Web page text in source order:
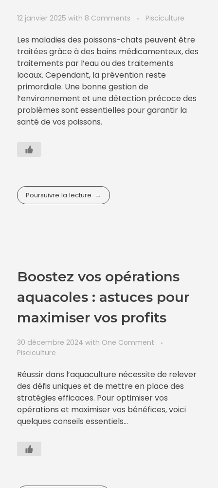
12 janvier 2025 with 8 Comments Pisciculture
Les maladies des poissons-chats peuvent être
traitées grâce à des bains médicamenteux, des
traitements par l’eau ou des traitements
locaux. Cependant, la prévention reste
primordiale. Une bonne gestion de
l’environnement et une détection précoce des
problèmes sont essentielles pour garantir la
santé de vos poissons.
Poursuivre la lecture
Boostez vos opérations
aquacoles : astuces pour
maximiser vos profits
30 décembre 2024 with One Comment
Pisciculture
Réussir dans l’aquaculture nécessite de relever
des défis uniques et de mettre en place des
stratégies efficaces. Pour optimiser vos
opérations et maximiser vos bénéfices, voici
quelques conseils essentiels…